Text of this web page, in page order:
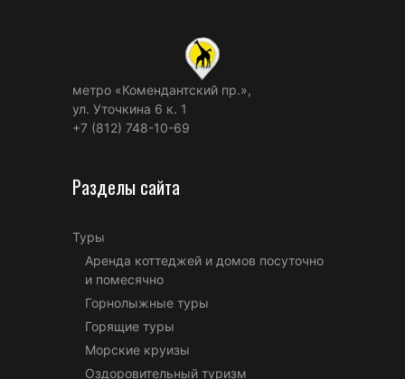
метро «Комендантский пр.»,
ул. Уточкина 6 к. 1
+7 (812) 748-10-69
Разделы сайта
Туры
Аренда коттеджей и домов посуточно
и помесячно
Горнолыжные туры
Горящие туры
Морские круизы
Оздоровительный туризм